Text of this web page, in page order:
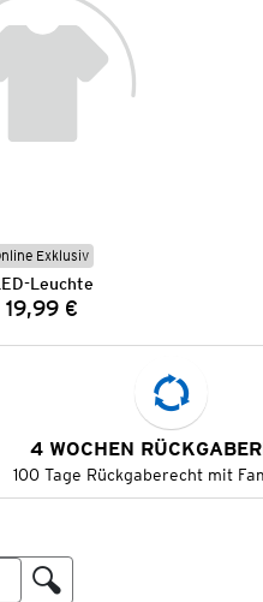
Exklusiv
Leuchte
Preis:
19,99 €
4 WOCHEN
100 Tage Rückgaberecht mit